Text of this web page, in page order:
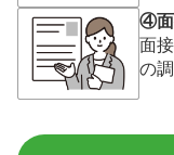
④面
面
の